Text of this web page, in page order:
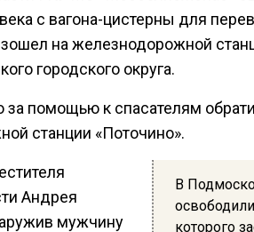
с вагона-цистерны для
на железнодорожной
городского округа.
за помощью к спасателям
станции «Поточино».
В
которого
Андрея
мужчину